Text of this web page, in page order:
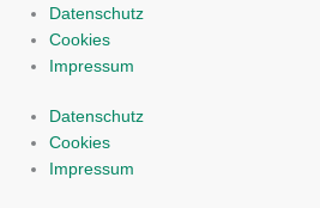
Datenschutz
Cookies
Impressum
Datenschutz
Cookies
Impressum